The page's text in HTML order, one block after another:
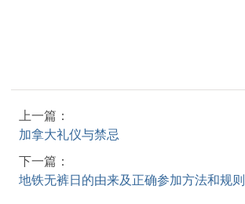
上一篇：
加拿大礼仪与禁忌
下一篇：
地铁无裤日的由来及正确参加方法和规则